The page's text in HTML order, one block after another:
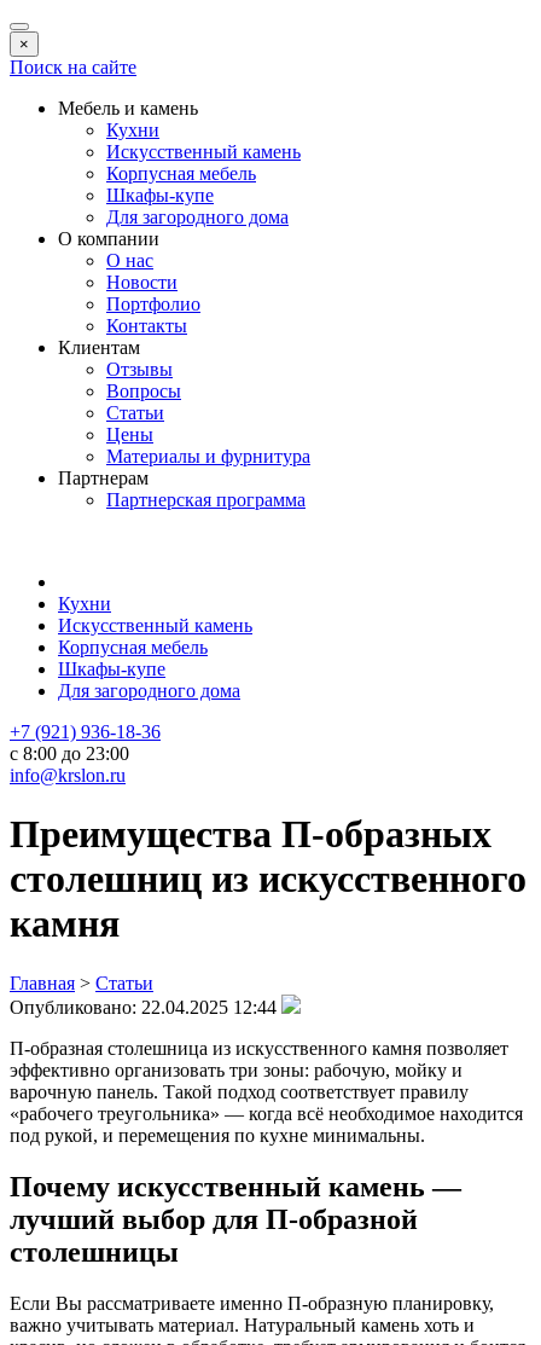
×
Поиск на сайте
Мебель и камень
Кухни
Искусственный камень
Корпусная мебель
Шкафы-купе
Для загородного дома
О компании
О нас
Новости
Портфолио
Контакты
Клиентам
Отзывы
Вопросы
Статьи
Цены
Материалы и фурнитура
Партнерам
Партнерская программа
Кухни
Искусственный камень
Корпусная мебель
Шкафы-купе
Для загородного дома
+7 (921) 936-18-36
с 8:00 до 23:00
info@krslon.ru
Преимущества П-образных
столешниц из искусственного
камня
Главная > Статьи
Опубликовано: 22.04.2025 12:44
П-образная столешница из искусственного камня позволяет
эффективно организовать три зоны: рабочую, мойку и
варочную панель. Такой подход соответствует правилу
«рабочего треугольника» — когда всё необходимое находится
под рукой, и перемещения по кухне минимальны.
Почему искусственный камень —
лучший выбор для П-образной
столешницы
Если Вы рассматриваете именно П-образную планировку,
важно учитывать материал. Натуральный камень хоть и